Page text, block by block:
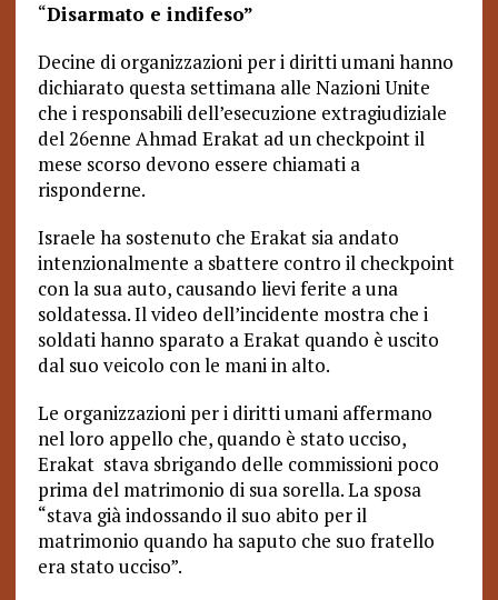
“Disarmato e indifeso”
Decine di organizzazioni per i diritti umani hanno
dichiarato questa settimana alle Nazioni Unite
che i responsabili dell’esecuzione extragiudiziale
del 26enne Ahmad Erakat ad un checkpoint il
mese scorso devono essere chiamati a
risponderne.
Israele ha sostenuto che Erakat sia andato
intenzionalmente a sbattere contro il checkpoint
con la sua auto, causando lievi ferite a una
soldatessa. Il video dell’incidente mostra che i
soldati hanno sparato a Erakat quando è uscito
dal suo veicolo con le mani in alto.
Le organizzazioni per i diritti umani affermano
nel loro appello che, quando è stato ucciso,
Erakat stava sbrigando delle commissioni poco
prima del matrimonio di sua sorella. La sposa
“stava già indossando il suo abito per il
matrimonio quando ha saputo che suo fratello
era stato ucciso”.